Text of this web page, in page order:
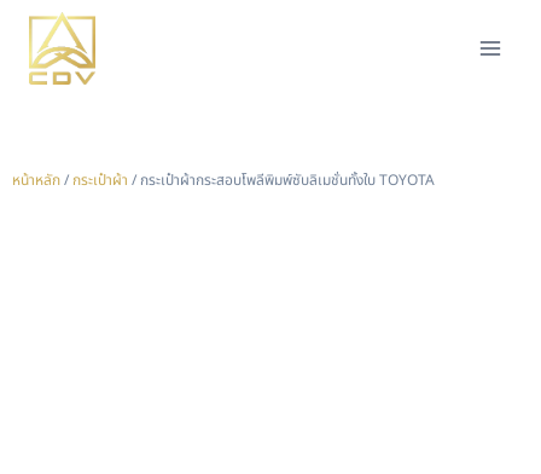
หน้าหลัก/ กระเป๋าผ้า / กระเป๋าผ้ากระสอบโพลีพิมพ์ซับลิเมชั่นทั้งใบ TOYOTA